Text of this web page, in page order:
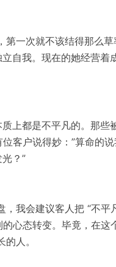
一次就不该结得那么草
自我。现在的她经营着
上都是不平凡的。那些
客户说得妙：”算命的说
？”
我会建议客人把 “不平
心态转变。毕竟，在这
人。